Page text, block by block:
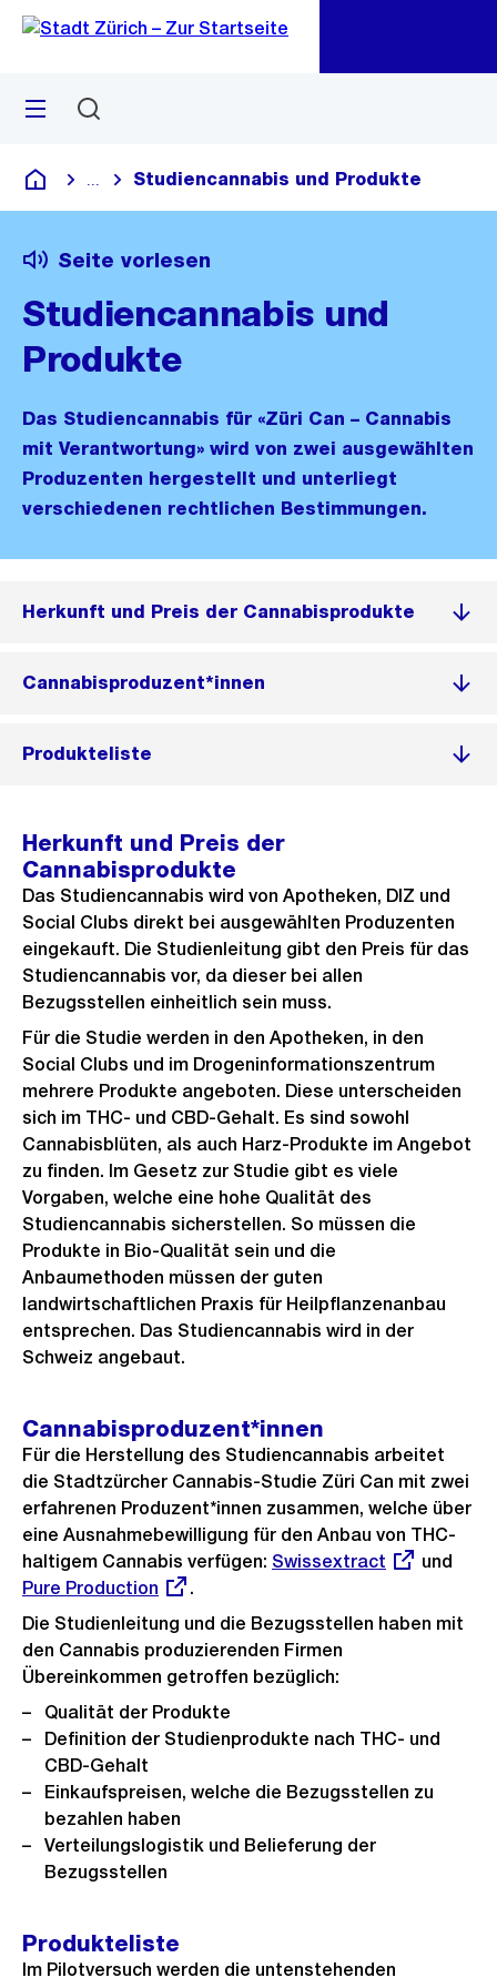
Navigation
Sprunglink
Menü
Deutsch
Blende alle Breadcrumbs ein
Studiencannabis und Produkte
Seite vorlesen
Studiencannabis und
Produkte
Das Studiencannabis für «Züri Can – Cannabis
mit Verantwortung» wird von zwei ausgewählten
Produzenten hergestellt und unterliegt
verschiedenen rechtlichen Bestimmungen.
Herkunft und Preis der Cannabisprodukte
Cannabisproduzent*innen
Produkteliste
Herkunft und Preis der
Cannabisprodukte
Das Studiencannabis wird von Apotheken, DIZ und
Social Clubs direkt bei ausgewählten Produzenten
eingekauft. Die Studienleitung gibt den Preis für das
Studiencannabis vor, da dieser bei allen
Bezugsstellen einheitlich sein muss.
Für die Studie werden in den Apotheken, in den
Social Clubs und im Drogeninformationszentrum
mehrere Produkte angeboten. Diese unterscheiden
sich im THC- und CBD-Gehalt. Es sind sowohl
Cannabisblüten, als auch Harz-Produkte im Angebot
zu finden. Im Gesetz zur Studie gibt es viele
Vorgaben, welche eine hohe Qualität des
Studiencannabis sicherstellen. So müssen die
Produkte in Bio-Qualität sein und die
Anbaumethoden müssen der guten
landwirtschaftlichen Praxis für Heilpflanzenanbau
entsprechen. Das Studiencannabis wird in der
Schweiz angebaut.
Cannabisproduzent*innen
Für die Herstellung des Studiencannabis arbeitet
die Stadtzürcher Cannabis-Studie Züri Can mit zwei
erfahrenen Produzent*innen zusammen, welche über
eine Ausnahmebewilligung für den Anbau von THC-
haltigem Cannabis verfügen: Externer
Swissextract und
Pure Production
.
Die Studienleitung und die Bezugsstellen haben mit
den Cannabis produzierenden Firmen
Übereinkommen getroffen bezüglich:
Qualität der Produkte
Definition der Studienprodukte nach THC- und
CBD-Gehalt
Einkaufspreisen, welche die Bezugsstellen zu
bezahlen haben
Verteilungslogistik und Belieferung der
Bezugsstellen
Produkteliste
Im Pilotversuch werden die untenstehenden